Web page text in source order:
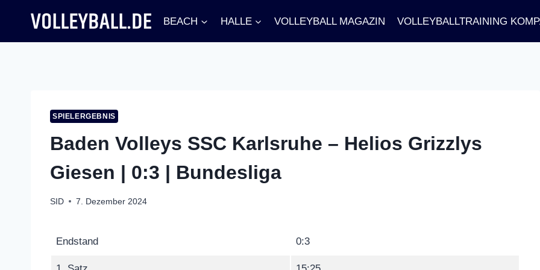
springen
BEACH HALLE VOLLEYBALL MAGAZIN VOLLEYBALLTRAINING
SPIELERGEBNIS
Baden Volleys SSC Karlsruhe – Helios Grizzlys
Giesen | 0:3 | Bundesliga
SID 7. Dezember 2024
Endstand 0:3